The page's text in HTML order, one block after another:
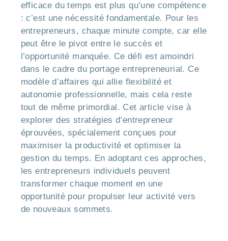
efficace du temps est plus qu’une compétence
: c’est une nécessité fondamentale. Pour les
entrepreneurs, chaque minute compte, car elle
peut être le pivot entre le succès et
l’opportunité manquée. Ce défi est amoindri
dans le cadre du portage entrepreneurial. Ce
modèle d’affaires qui allie flexibilité et
autonomie professionnelle, mais cela reste
tout de même primordial. Cet article vise à
explorer des stratégies d’entrepreneur
éprouvées, spécialement conçues pour
maximiser la productivité et optimiser la
gestion du temps. En adoptant ces approches,
les entrepreneurs individuels peuvent
transformer chaque moment en une
opportunité pour propulser leur activité vers
de nouveaux sommets.